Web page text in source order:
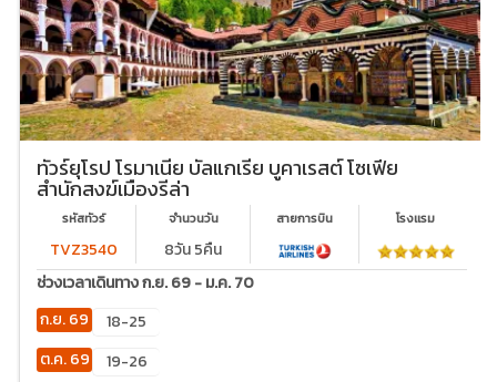
ทัวร์ยุโรป โรมาเนีย บัลแกเรีย บูคาเรสต์ โซเฟีย
สำนักสงฆ์เมืองรีล่า
รหัสทัวร์
TVZ3540
จำนวนวัน
8วัน 5คืน
สายการบิน โรงเเรม
ช่วงเวลาเดินทาง ก.ย. 69 - ม.ค. 70
ก.ย. 69
18-25
ต.ค. 69
19-26